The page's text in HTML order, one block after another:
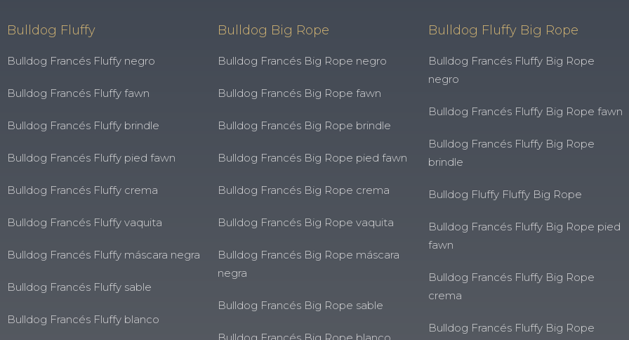
Bulldog Fluffy
Bulldog Francés Fluffy negro
Bulldog Francés Fluffy fawn
Bulldog Francés Fluffy brindle
Bulldog Francés Fluffy pied fawn
Bulldog Francés Fluffy crema
Bulldog Francés Fluffy vaquita
Bulldog Francés Fluffy máscara negra
Bulldog Francés Fluffy sable
Bulldog Francés Fluffy blanco
Bulldog Big Rope
Bulldog Francés Big Rope negro
Bulldog Francés Big Rope fawn
Bulldog Francés Big Rope brindle
Bulldog Francés Big Rope pied fawn
Bulldog Francés Big Rope crema
Bulldog Francés Big Rope vaquita
Bulldog Francés Big Rope máscara
negra
Bulldog Francés Big Rope sable
Bulldog Fluffy Big Rope
Bulldog Francés Fluffy Big Rope
negro
Bulldog Francés Fluffy Big Rope fawn
Bulldog Francés Fluffy Big Rope
brindle
Bulldog Fluffy Fluffy Big Rope
Bulldog Francés Fluffy Big Rope pied
fawn
Bulldog Francés Fluffy Big Rope
crema
Bulldog Francés Fluffy Big Rope